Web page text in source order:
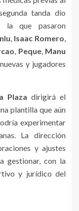
tanda dio
la que pasaron
, Isaac Romero,
, Peque, Manu
y jugadores
Plaza dirigirá el
plantilla que aún
experimentar
La dirección
y ajustes
gestionar, con la
y jurídico del